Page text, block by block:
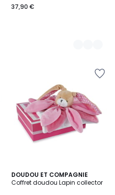
37,90 €
DOUDOU ET COMPAGNIE
Coffret doudou Lapin collector